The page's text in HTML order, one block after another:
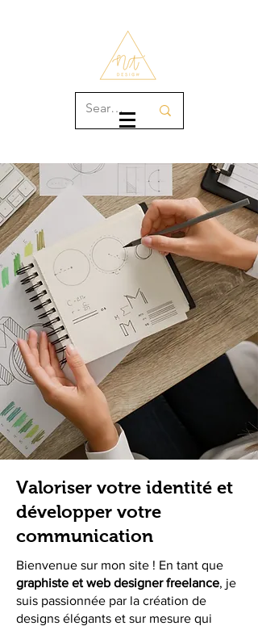
Valoriser votre identité et
développer votre
communication
Bienvenue sur mon site ! En tant que
graphiste et web designer freelance, je
suis passionnée par la création de
designs élégants et sur mesure qui